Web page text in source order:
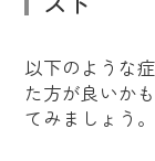
以下のような
た方が良いか
てみましょう。